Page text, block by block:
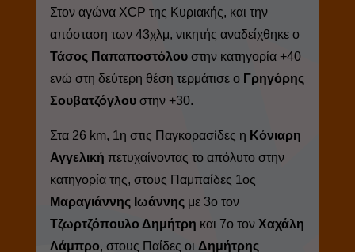
Στον αγώνα XCP της Κυριακής, και την
απόσταση των 43χλμ, νικητής αναδείχθηκε ο
Τάσος Παπαποστόλουστην κατηγορία +40
ενώ στη δεύτερη θέση τερμάτισε ο Γρηγόρης
Σουβατζόγλουστην +30.
Στα 26 km, 1η στις Παγκορασίδες η Κόνιαρη
Αγγελική πετυχαίνοντας το απόλυτο στην
κατηγορία της, στους Παμπαίδες 1ος
Μαραγιάννης Ιωάννης με 3ο τον
Τζωρτζόπουλο Δημήτρη και 7ο τον Χαχάλη
Λάμπρο, στους Παίδες οι Δημήτρης